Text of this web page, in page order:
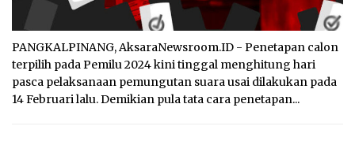
PANGKALPINANG, AksaraNewsroom.ID - Penetapan calon
terpilih pada Pemilu 2024 kini tinggal menghitung hari
pasca pelaksanaan pemungutan suara usai dilakukan pada
14 Februari lalu. Demikian pula tata cara penetapan...